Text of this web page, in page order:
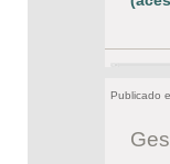
Publicado